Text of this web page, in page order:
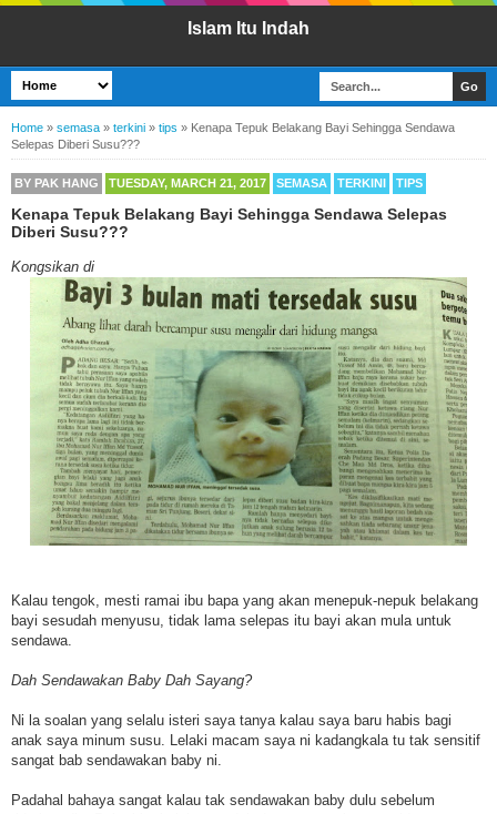
Islam Itu Indah
Home » semasa » terkini » tips » Kenapa Tepuk Belakang Bayi Sehingga Sendawa
Selepas Diberi Susu???
BY PAK HANG TUESDAY, MARCH 21, 2017 SEMASA TERKINI TIPS
Kenapa Tepuk Belakang Bayi Sehingga Sendawa Selepas
Diberi Susu???
Kongsikan di
Kalau tengok, mesti ramai ibu bapa yang akan menepuk-nepuk belakang
bayi sesudah menyusu, tidak lama selepas itu bayi akan mula untuk
sendawa.
Dah Sendawakan Baby Dah Sayang?
Ni la soalan yang selalu isteri saya tanya kalau saya baru habis bagi
anak saya minum susu. Lelaki macam saya ni kadangkala tu tak sensitif
sangat bab sendawakan baby ni.
Padahal bahaya sangat kalau tak sendawakan baby dulu sebelum